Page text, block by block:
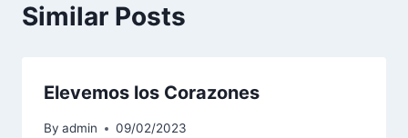
Similar Posts
Elevemos los Corazones
By admin 09/02/2023